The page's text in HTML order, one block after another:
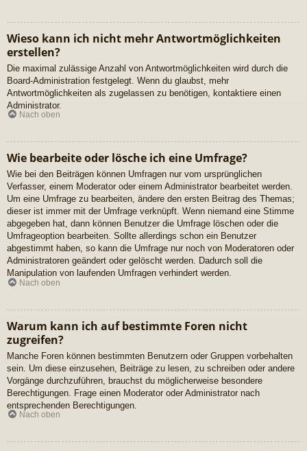
Wieso kann ich nicht mehr Antwortmöglichkeiten
erstellen?
Die maximal zulässige Anzahl von Antwortmöglichkeiten wird durch die
Board-Administration festgelegt. Wenn du glaubst, mehr
Antwortmöglichkeiten als zugelassen zu benötigen, kontaktiere einen
Administrator.
Nach oben
Wie bearbeite oder lösche ich eine Umfrage?
Wie bei den Beiträgen können Umfragen nur vom ursprünglichen
Verfasser, einem Moderator oder einem Administrator bearbeitet werden.
Um eine Umfrage zu bearbeiten, ändere den ersten Beitrag des Themas;
dieser ist immer mit der Umfrage verknüpft. Wenn niemand eine Stimme
abgegeben hat, dann können Benutzer die Umfrage löschen oder die
Umfrageoption bearbeiten. Sollte allerdings schon ein Benutzer
abgestimmt haben, so kann die Umfrage nur noch von Moderatoren oder
Administratoren geändert oder gelöscht werden. Dadurch soll die
Manipulation von laufenden Umfragen verhindert werden.
Nach oben
Warum kann ich auf bestimmte Foren nicht
zugreifen?
Manche Foren können bestimmten Benutzern oder Gruppen vorbehalten
sein. Um diese einzusehen, Beiträge zu lesen, zu schreiben oder andere
Vorgänge durchzuführen, brauchst du möglicherweise besondere
Berechtigungen. Frage einen Moderator oder Administrator nach
entsprechenden Berechtigungen.
Nach oben